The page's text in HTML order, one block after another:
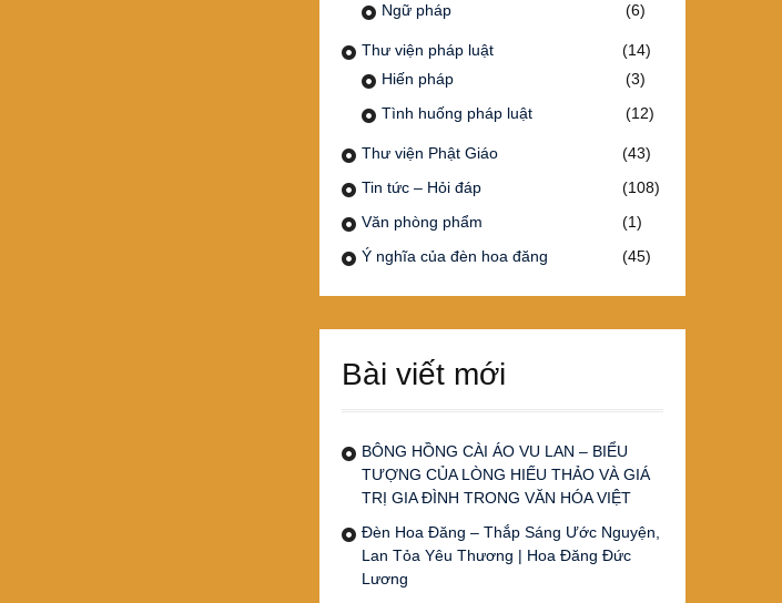
Ngữ pháp
(6)
Thư viện pháp luật
(14)
Hiến pháp
(3)
Tình huống pháp luật
(12)
Thư viện Phật Giáo
(43)
Tin tức – Hỏi đáp
(108)
Văn phòng phẩm
(1)
Ý nghĩa của đèn hoa đăng
(45)
Bài viết mới
BÔNG HỒNG CÀI ÁO VU LAN – BIỂU
TƯỢNG CỦA LÒNG HIẾU THẢO VÀ GIÁ
TRỊ GIA ĐÌNH TRONG VĂN HÓA VIỆT
Đèn Hoa Đăng – Thắp Sáng Ước Nguyện,
Lan Tỏa Yêu Thương | Hoa Đăng Đức
Lương